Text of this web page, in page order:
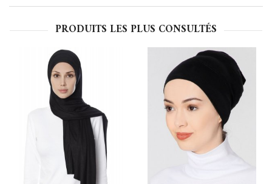
PRODUITS LES PLUS CONSULTÉS